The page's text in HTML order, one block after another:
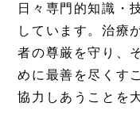
日々専門的知識・
しています。治療
者の尊厳を守り、
めに最善を尽くす
協力しあうことを